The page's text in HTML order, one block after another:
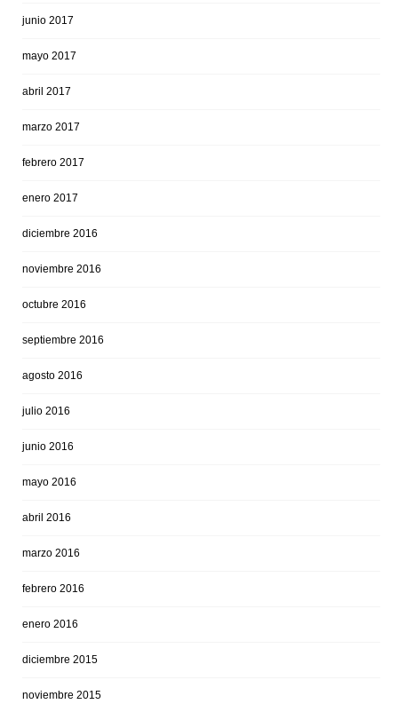
junio 2017
mayo 2017
abril 2017
marzo 2017
febrero 2017
enero 2017
diciembre 2016
noviembre 2016
octubre 2016
septiembre 2016
agosto 2016
julio 2016
junio 2016
mayo 2016
abril 2016
marzo 2016
febrero 2016
enero 2016
diciembre 2015
noviembre 2015